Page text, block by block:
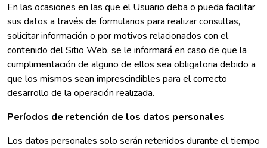
En las ocasiones en las que el Usuario deba o pueda facilitar
sus datos a través de formularios para realizar consultas,
solicitar información o por motivos relacionados con el
contenido del Sitio Web, se le informará en caso de que la
cumplimentación de alguno de ellos sea obligatoria debido a
que los mismos sean imprescindibles para el correcto
desarrollo de la operación realizada.
Períodos de retención de los datos personales
Los datos personales solo serán retenidos durante el tiempo